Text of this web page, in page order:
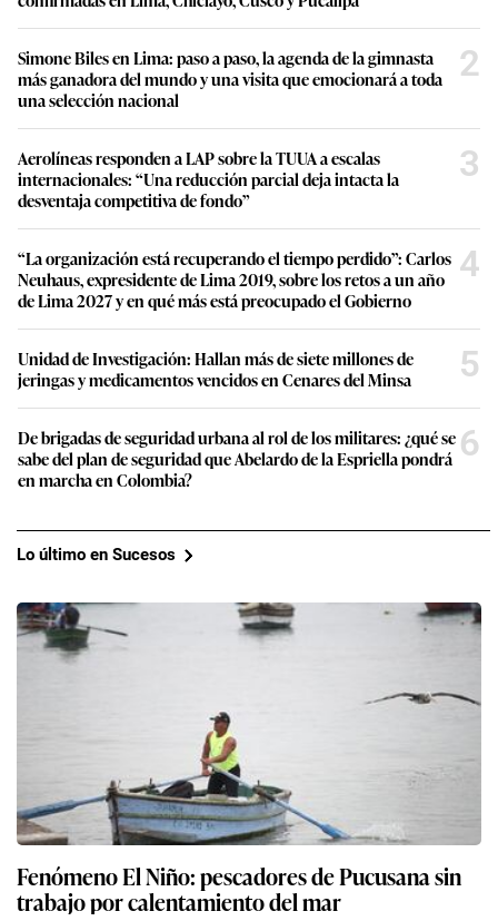
Simone Biles en Lima: paso a paso, la agenda de la gimnasta
más ganadora del mundo y una visita que emocionará a toda
una selección nacional
2
Aerolíneas responden a LAP sobre la TUUA a escalas
internacionales: “Una reducción parcial deja intacta la
desventaja competitiva de fondo”
3
“La organización está recuperando el tiempo perdido”: Carlos
Neuhaus, expresidente de Lima 2019, sobre los retos a un año
de Lima 2027 y en qué más está preocupado el Gobierno
4
Unidad de Investigación: Hallan más de siete millones de
jeringas y medicamentos vencidos en Cenares del Minsa
5
De brigadas de seguridad urbana al rol de los militares: ¿qué se
sabe del plan de seguridad que Abelardo de la Espriella pondrá
en marcha en Colombia?
6
Lo último en Sucesos
Fenómeno El Niño: pescadores de Pucusana sin
trabajo por calentamiento del mar